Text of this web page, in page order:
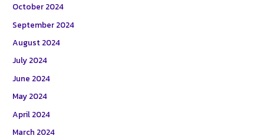
October 2024
September 2024
August 2024
July 2024
June 2024
May 2024
April 2024
March 2024